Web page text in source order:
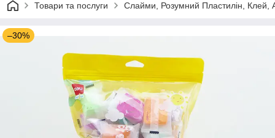
Товари та послуги Слайми, Розумний Пластилін, Клей,
–30%